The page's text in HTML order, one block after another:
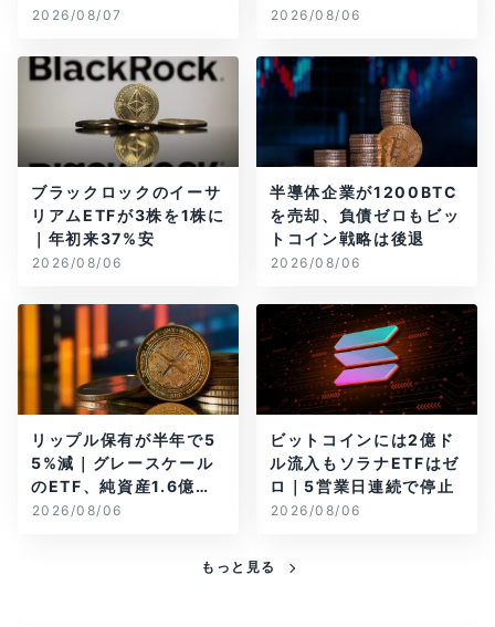
画
2026/08/07
当のBTCが盗難
2026/08/06
ブラックロックのイーサ
リアムETFが3株を1株に
｜年初来37%安
2026/08/06
半導体企業が1200BTC
を売却、負債ゼロもビッ
トコイン戦略は後退
2026/08/06
リップル保有が半年で5
5%減｜グレースケール
のETF、純資産1.6億ド
ル減
2026/08/06
ビットコインには2億ド
ル流入もソラナETFはゼ
ロ｜5営業日連続で停止
2026/08/06
もっと見る